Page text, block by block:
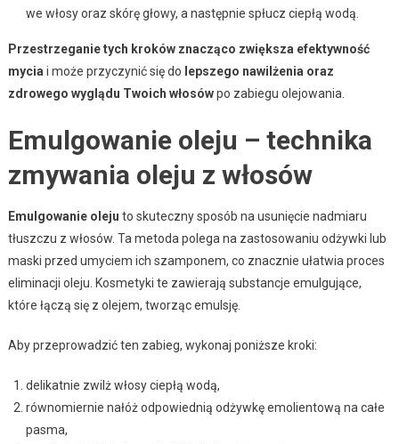
we włosy oraz skórę głowy, a następnie spłucz ciepłą wodą.
Przestrzeganie tych kroków znacząco zwiększa efektywność
myciai może przyczynić się do lepszego nawilżenia oraz
zdrowego wyglądu Twoich włosówpo zabiegu olejowania.
Emulgowanie oleju – technika
zmywania oleju z włosów
Emulgowanie oleju to skuteczny sposób na usunięcie nadmiaru
tłuszczu z włosów. Ta metoda polega na zastosowaniu odżywki lub
maski przed umyciem ich szamponem, co znacznie ułatwia proces
eliminacji oleju. Kosmetyki te zawierają substancje emulgujące,
które łączą się z olejem, tworząc emulsję.
Aby przeprowadzić ten zabieg, wykonaj poniższe kroki:
delikatnie zwilż włosy ciepłą wodą,
równomiernie nałóż odpowiednią odżywkę emolientową na całe
pasma,